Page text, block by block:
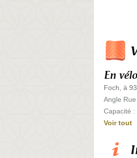
En vélo
Foch, à
Angle
Capacité :
Voir tout